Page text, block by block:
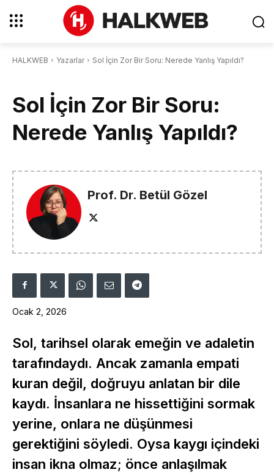
HALKWEB Yazarlar Sol İçin Zor Bir Soru: Nerede Yanlış Yapıldı?
Sol İçin Zor Bir Soru:
Nerede Yanlış Yapıldı?
Prof. Dr. Betül Gözel
Ocak 2, 2026
Sol, tarihsel olarak emeğin ve adaletin
tarafındaydı. Ancak zamanla empati
kuran değil, doğruyu anlatan bir dile
kaydı. İnsanlara ne hissettiğini sormak
yerine, onlara ne düşünmesi
gerektiğini söyledi. Oysa kaygı içindeki
insan ikna olmaz; önce anlaşılmak